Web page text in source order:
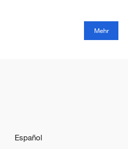
Mehr
Español